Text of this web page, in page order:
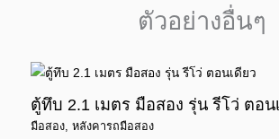
ตัวอย่างอื่นๆ
ตู้ทึบ 2.1 เมตร มือสอง รุ่น รีโว่ ตอน
มือสอง,หลังคารถมือสอง